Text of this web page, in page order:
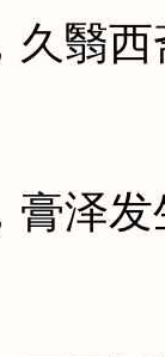
翳西
泽发